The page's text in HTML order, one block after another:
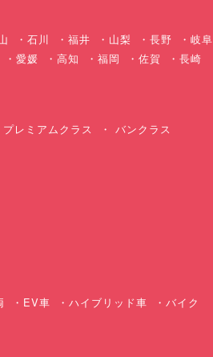
石川 福井 山梨 長野
岐阜
愛媛 高知 福岡 佐賀
長崎
プレミアムクラス
バンクラス
EV車 ハイブリッド車
バイク